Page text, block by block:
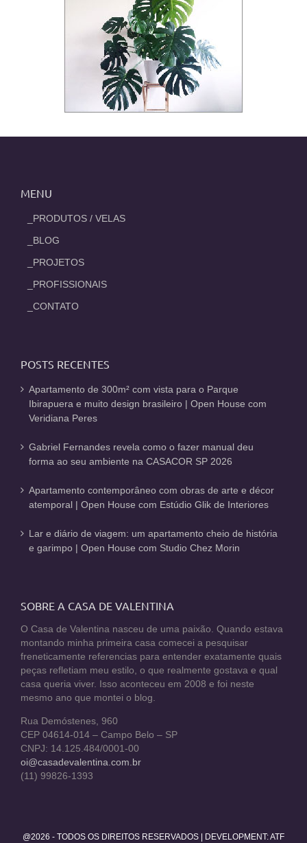
MENU
_PRODUTOS / VELAS
_BLOG
_PROJETOS
_PROFISSIONAIS
_CONTATO
POSTS RECENTES
Apartamento de 300m² com vista para o Parque
Ibirapuera e muito design brasileiro | Open House com
Veridiana Peres
Gabriel Fernandes revela como o fazer manual deu
forma ao seu ambiente na CASACOR SP 2026
Apartamento contemporâneo com obras de arte e décor
atemporal | Open House com Estúdio Glik de Interiores
Lar e diário de viagem: um apartamento cheio de história
e garimpo | Open House com Studio Chez Morin
SOBRE A CASA DE VALENTINA
O Casa de Valentina nasceu de uma paixão. Quando estava
montando minha primeira casa comecei a pesquisar
freneticamente referencias para entender exatamente quais
peças refletiam meu estilo, o que realmente gostava e qual
casa queria viver. Isso aconteceu em 2008 e foi neste
mesmo ano que montei o blog.
Rua Demóstenes, 960
CEP 04614-014 – Campo Belo – SP
CNPJ: 14.125.484/0001-00
oi@casadevalentina.com.br
(11) 99826-1393
@2026 - TODOS OS DIREITOS RESERVADOS | DEVELOPMENT:ATF